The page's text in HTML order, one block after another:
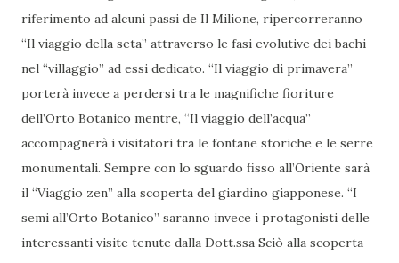
riferimento ad alcuni passi de Il Milione, ripercorreranno
“Il viaggio della seta” attraverso le fasi evolutive dei bachi
nel “villaggio” ad essi dedicato. “Il viaggio di primavera”
porterà invece a perdersi tra le magnifiche fioriture
dell’Orto Botanico mentre, “Il viaggio dell’acqua”
accompagnerà i visitatori tra le fontane storiche e le serre
monumentali. Sempre con lo sguardo fisso all’Oriente sarà
il “Viaggio zen” alla scoperta del giardino giapponese. “I
semi all’Orto Botanico” saranno invece i protagonisti delle
interessanti visite tenute dalla Dott.ssa Sciò alla scoperta